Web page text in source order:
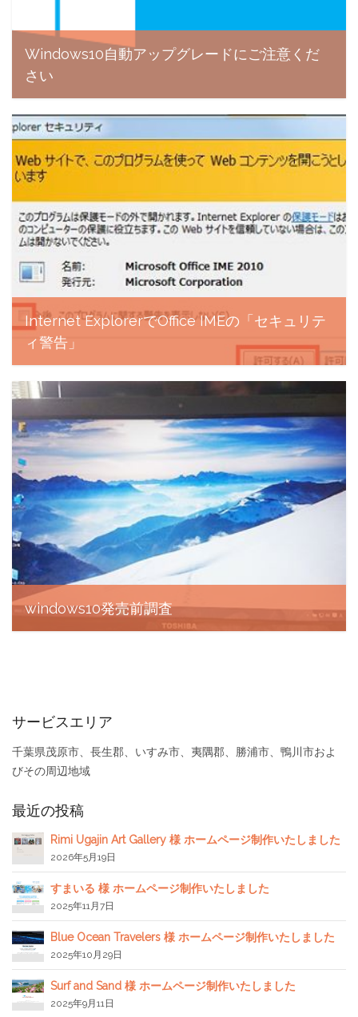
Windows10自動アップグレードにご注意くだ
さい
P3スタッフ , 2016年5月18日
Internet ExplorerでOffice IMEの「セキュリテ
ィ警告」
P3スタッフ , 2015年11月13日
windows10発売前調査
サービスエリア
千葉県茂原市、長生郡、いすみ市、夷隅郡、勝浦市、鴨川市およ
びその周辺地域
最近の投稿
Rimi Ugajin Art Gallery 様 ホームページ制作いたしました
2026年5月19日
すまいる 様 ホームページ制作いたしました
2025年11月7日
Blue Ocean Travelers 様 ホームページ制作いたしました
2025年10月29日
Surf and Sand 様 ホームページ制作いたしました
2025年9月11日